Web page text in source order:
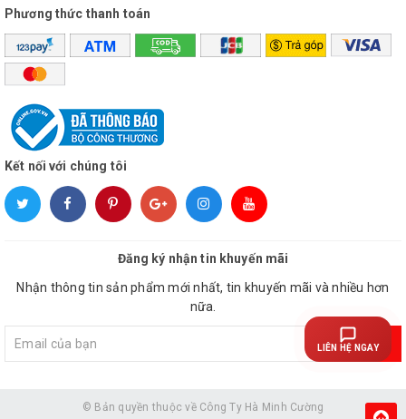
Phương thức thanh toán
Kết nối với chúng tôi
Đăng ký nhận tin khuyến mãi
Nhận thông tin sản phẩm mới nhất, tin khuyến mãi và nhiều hơn
nữa.
Đăng ký
© Bản quyền thuộc về Công Ty Hà Minh Cường
LIÊN HỆ NGAY